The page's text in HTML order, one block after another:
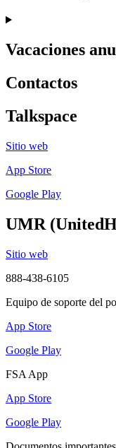
Vacaciones
Contactos
Talkspace
Sitio web
App Store
Google Play
UMR
Sitio web
888-438-6105
Equipo de soporte del
App Store
Google Play
FSA App
App Store
Google Play